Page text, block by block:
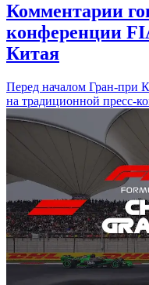
Комментарии
конференции
Китая
Перед началом Гран-при
на традиционной пресс-